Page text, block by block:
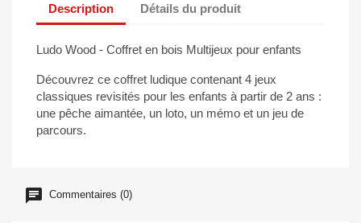
Description Détails du produit
Ludo Wood - Coffret en bois Multijeux pour enfants
Découvrez ce coffret ludique contenant 4 jeux
classiques revisités pour les enfants à partir de 2 ans :
une pêche aimantée, un loto, un mémo et un jeu de
parcours.
Commentaires (0)